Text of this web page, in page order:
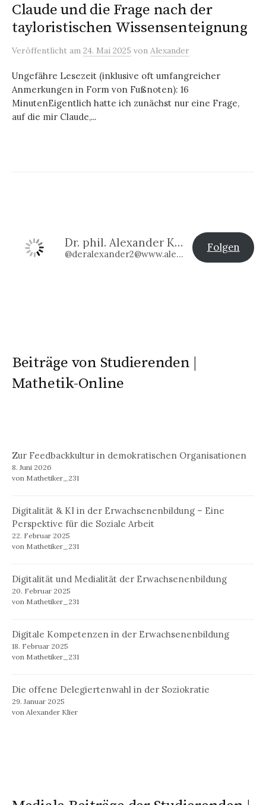
Claude und die Frage nach der
tayloristischen Wissensenteignung
Veröffentlicht am 24. Mai 2025 von Alexander
Ungefähre Lesezeit (inklusive oft umfangreicher
Anmerkungen in Form von Fußnoten): 16
MinutenEigentlich hatte ich zunächst nur eine Frage,
auf die mir Claude,...
Dr. phil. Alexander Klier
@deralexander2@www.alexander-klier.net
Folgen
Beiträge von Studierenden |
Mathetik-Online
Zur Feedbackkultur in demokratischen Organisationen
8. Juni 2026
von Mathetiker_231
Digitalität & KI in der Erwachsenenbildung – Eine
Perspektive für die Soziale Arbeit
22. Februar 2025
von Mathetiker_231
Digitalität und Medialität der Erwachsenenbildung
20. Februar 2025
von Mathetiker_231
Digitale Kompetenzen in der Erwachsenenbildung
18. Februar 2025
von Mathetiker_231
Die offene Delegiertenwahl in der Soziokratie
29. Januar 2025
von Alexander Klier